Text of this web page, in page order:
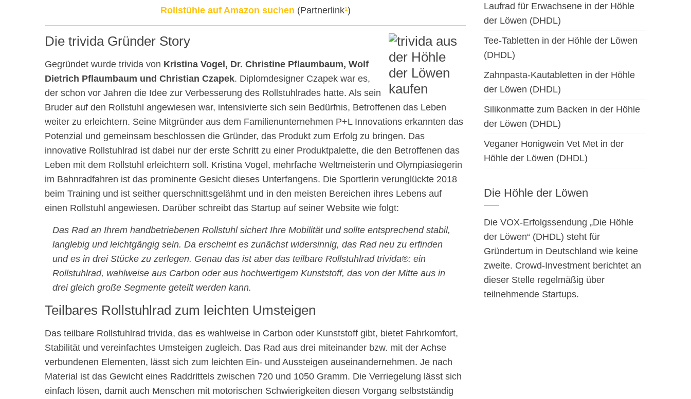
Rollstühle auf Amazon suchen (Partnerlink¹)
Die trivida Gründer Story
Gegründet wurde trivida von Kristina Vogel, Dr. Christine Pflaumbaum, Wolf
Dietrich Pflaumbaum und Christian Czapek. Diplomdesigner Czapek war es,
der schon vor Jahren die Idee zur Verbesserung des Rollstuhlrades hatte. Als sein
Bruder auf den Rollstuhl angewiesen war, intensivierte sich sein Bedürfnis, Betroffenen das Leben
weiter zu erleichtern. Seine Mitgründer aus dem Familienunternehmen P+L Innovations erkannten das
Potenzial und gemeinsam beschlossen die Gründer, das Produkt zum Erfolg zu bringen. Das
innovative Rollstuhlrad ist dabei nur der erste Schritt zu einer Produktpalette, die den Betroffenen das
Leben mit dem Rollstuhl erleichtern soll. Kristina Vogel, mehrfache Weltmeisterin und Olympiasiegerin
im Bahnradfahren ist das prominente Gesicht dieses Unterfangens. Die Sportlerin verunglückte 2018
beim Training und ist seither querschnittsgelähmt und in den meisten Bereichen ihres Lebens auf
einen Rollstuhl angewiesen. Darüber schreibt das Startup auf seiner Website wie folgt:
Das Rad an Ihrem handbetriebenen Rollstuhl sichert Ihre Mobilität und sollte entsprechend stabil,
langlebig und leichtgängig sein. Da erscheint es zunächst widersinnig, das Rad neu zu erfinden
und es in drei Stücke zu zerlegen. Genau das ist aber das teilbare Rollstuhlrad trivida®: ein
Rollstuhlrad, wahlweise aus Carbon oder aus hochwertigem Kunststoff, das von der Mitte aus in
drei gleich große Segmente geteilt werden kann.
Teilbares Rollstuhlrad zum leichten Umsteigen
Das teilbare Rollstuhlrad trivida, das es wahlweise in Carbon oder Kunststoff gibt, bietet Fahrkomfort,
Stabilität und vereinfachtes Umsteigen zugleich. Das Rad aus drei miteinander bzw. mit der Achse
verbundenen Elementen, lässt sich zum leichten Ein- und Aussteigen auseinandernehmen. Je nach
Material ist das Gewicht eines Raddrittels zwischen 720 und 1050 Gramm. Die Verriegelung lässt sich
einfach lösen, damit auch Menschen mit motorischen Schwierigkeiten diesen Vorgang selbstständig
Laufrad für Erwachsene in der Höhle
der Löwen (DHDL)
Tee-Tabletten in der Höhle der Löwen
(DHDL)
Zahnpasta-Kautabletten in der Höhle
der Löwen (DHDL)
Silikonmatte zum Backen in der Höhle
der Löwen (DHDL)
Veganer Honigwein Vet Met in der
Höhle der Löwen (DHDL)
Die Höhle der Löwen
Die VOX-Erfolgssendung „Die Höhle
der Löwen“ (DHDL) steht für
Gründertum in Deutschland wie keine
zweite. Crowd-Investment berichtet an
dieser Stelle regelmäßig über
teilnehmende Startups.